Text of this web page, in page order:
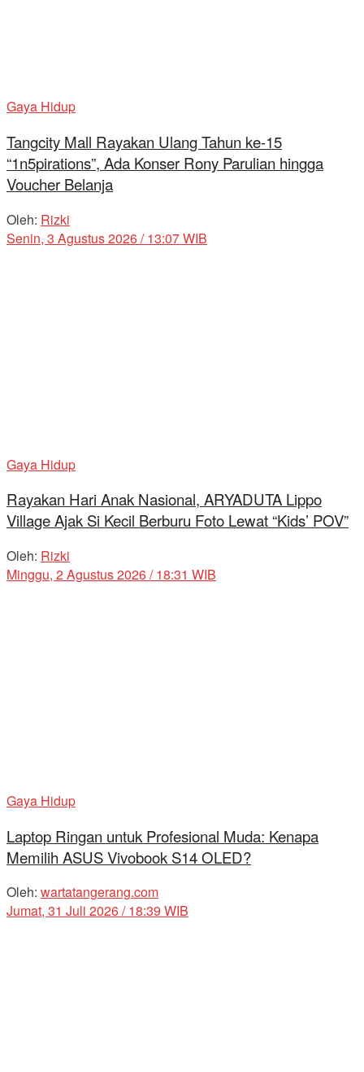
Gaya Hidup
Tangcity Mall Rayakan Ulang Tahun ke-15
“1n5pirations”, Ada Konser Rony Parulian hingga
Voucher Belanja
Oleh: Rizki
Senin, 3 Agustus 2026 / 13:07 WIB
Gaya Hidup
Rayakan Hari Anak Nasional, ARYADUTA Lippo
Village Ajak Si Kecil Berburu Foto Lewat “Kids’ POV”
Oleh: Rizki
Minggu, 2 Agustus 2026 / 18:31 WIB
Gaya Hidup
Laptop Ringan untuk Profesional Muda: Kenapa
Memilih ASUS Vivobook S14 OLED?
Oleh: wartatangerang.com
Jumat, 31 Juli 2026 / 18:39 WIB